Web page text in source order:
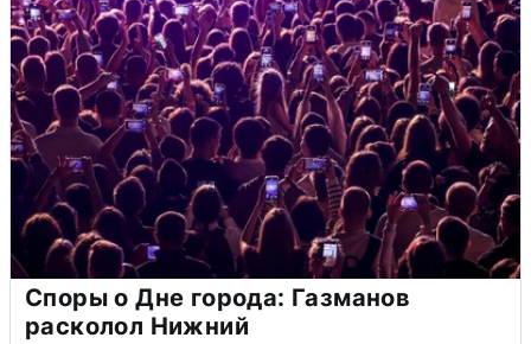
Споры о Дне города: Газманов
расколол Нижний